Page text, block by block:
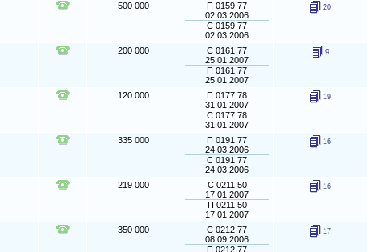
500 000
П 0159 77
02.03.2006
С 0159 77
02.03.2006
20
200 000
С 0161 77
25.01.2007
П 0161 77
25.01.2007
9
120 000
П 0177 78
31.01.2007
С 0177 78
31.01.2007
19
335 000
П 0191 77
24.03.2006
С 0191 77
24.03.2006
16
219 000
С 0211 50
17.01.2007
П 0211 50
17.01.2007
16
350 000
С 0212 77
08.09.2006
П 0212 77
17